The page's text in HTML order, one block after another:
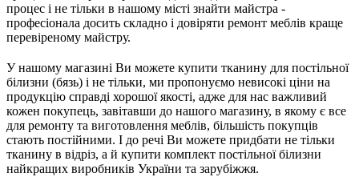
процес і не тільки в нашому місті знайти майстра -
професіонала досить складно і довіряти ремонт меблів краще
перевіреному майстру.
У нашому магазині Ви можете купити тканину для постільної
білизни (бязь) і не тільки, ми пропонуємо невисокі ціни на
продукцію справді хорошої якості, адже для нас важливий
кожен покупець, завітавши до нашого магазину, в якому є все
для ремонту та виготовлення меблів, більшість покупців
стають постійними. І до речі Ви можете придбати не тільки
тканину в відріз, а й купити комплект постільної білизни
найкращих виробників України та зарубіжжя.